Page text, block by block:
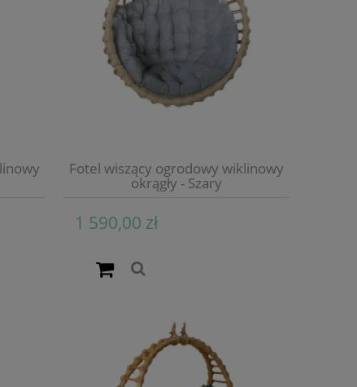
Fotel wiszący ogrodowy wiklinowy
okrągły - Szary
1 590,00 zł